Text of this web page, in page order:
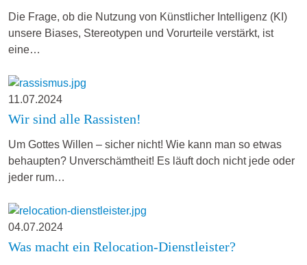
Die Frage, ob die Nutzung von Künstlicher Intelligenz (KI)
unsere Biases, Stereotypen und Vorurteile verstärkt, ist
eine…
11.07.2024
Wir sind alle Rassisten!
Um Gottes Willen – sicher nicht! Wie kann man so etwas
behaupten? Unverschämtheit! Es läuft doch nicht jede oder
jeder rum…
04.07.2024
Was macht ein Relocation-Dienstleister?